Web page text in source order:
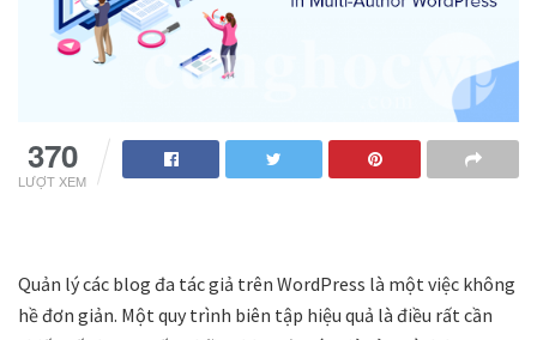
370
LƯỢT XEM
Quản lý các blog đa tác giả trên WordPress là một việc không
hề đơn giản. Một quy trình biên tập hiệu quả là điều rất cần